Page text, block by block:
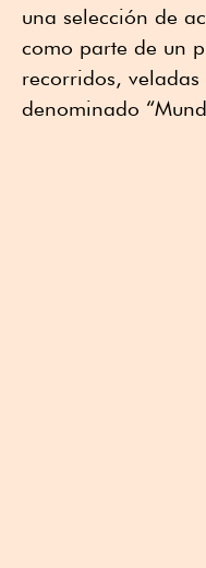
una selección de
como parte de un
recorridos,
denominado